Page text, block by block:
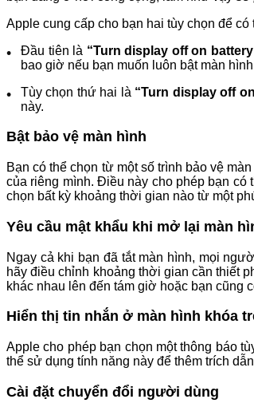
Apple cung cấp cho bạn hai tùy chọn để có
Đầu tiên là “Turn display off on
bao giờ nếu bạn muốn luôn bật màn
Tùy chọn thứ hai là “Turn display off
này.
Bật bảo vệ màn hình
Bạn có thể chọn từ một số trình bảo vệ
của riêng mình. Điều này cho phép bạn
chọn bất kỳ khoảng thời gian nào từ một
Yêu cầu mật khẩu khi mở lại màn
Ngay cả khi bạn đã tắt màn hình, mọi
hãy điều chỉnh khoảng thời gian cần thiết
khác nhau lên đến tám giờ hoặc bạn cũng
Hiển thị tin nhắn ở màn hình khóa
Apple cho phép bạn chọn một thông báo
thể sử dụng tính năng này để thêm trích
Cài đặt chuyển đổi người dùng